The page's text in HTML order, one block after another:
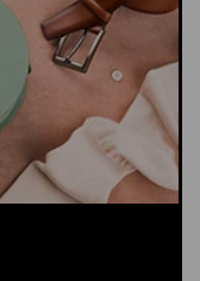
ramverk,
reissureppu,